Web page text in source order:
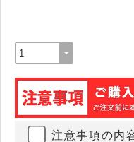
注意事項の内